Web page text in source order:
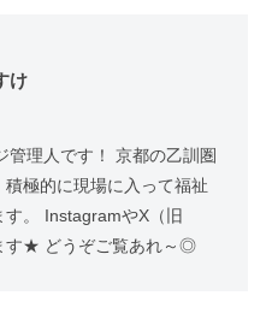
け
管理人です！ 京都の乙訓圏
極的に現場に入って福祉
。 InstagramやX（旧
す★ どうぞご覧あれ～◎